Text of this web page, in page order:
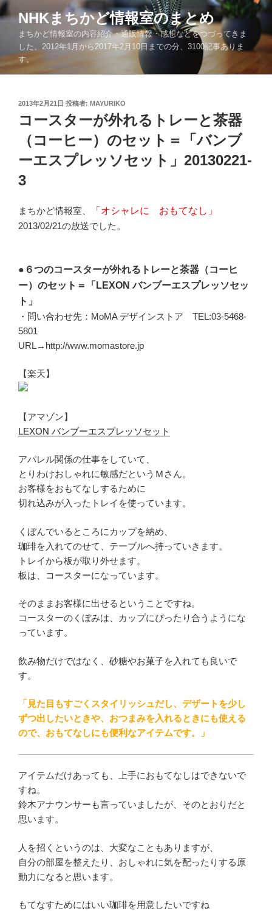
コ
ン
ツ
NHKまちかど情報室のまとめ
まちかど情報室の内容紹介・通販情報・感想などをつづってきま
した。2012年1月から2017年2月10日までの分、3100記事ありま
す。
投
日:
2013年2月21日 投稿者: MAYURIKO
コースターが外れるトレーと茶器
（コーヒー）のセット＝「バンブ
ーエスプレッソセット」20130221-
3
まちかど情報室、
「オシャレに おもてなし」
2013/02/21の放送でした。
●６つのコースターが外れるトレーと茶器（コーヒ
ー）のセット＝「LEXON バンブーエスプレッソセッ
ト」
・問い合わせ先：MoMA デザインストア TEL:03-5468-
5801
URL→http://www.momastore.jp
【楽天】
【アマゾン】
LEXON バンブーエスプレッソセット
アパレル関係の仕事をしていて、
とりわけおしゃれに敏感だというＭさん。
お客様をおもてなしするために
切れ込みが入ったトレイを使っています。
くぼんでいるところにカップを納め、
珈琲を入れてのせて、テーブルへ持っていきます。
トレイから板が取り外せます。
板は、コースターになっています。
そのままお客様に出せるということですね。
コースターのくぼみは、カップにぴったり合うようにな
っています。
飲み物だけではなく、砂糖やお菓子を入れても良いで
す。
「見た目もすごくスタイリッシュだし、デザートを少し
ずつ出したいときや、おつまみを入れるときにも使える
ので、おもてなしにも便利なアイテムです。」
アイテムだけあっても、上手におもてなしはできないで
すね。
鈴木アナウンサーも言っていましたが、そのとおりだと
思います。
人を招くというのは、大変なこともありますが、
自分の部屋を整えたり、おしゃれに気を配ったりする原
動力になると思います。
もてなすためにはいい珈琲を用意したいですね